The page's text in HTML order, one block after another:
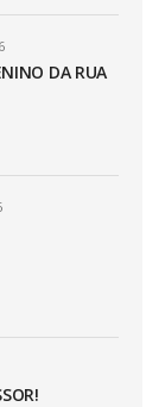
DA RUA